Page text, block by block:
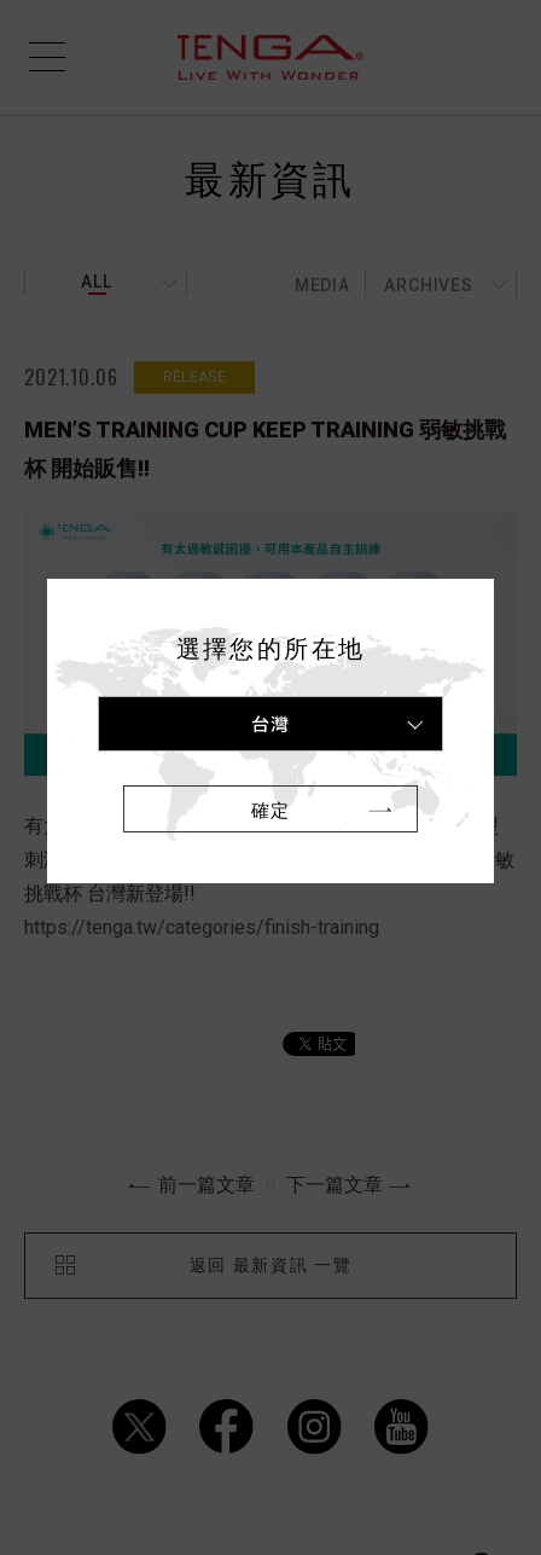
最新資訊
ALL MEDIA ARCHIVES
2021.10.06 RELEASE
MEN’S TRAINING CUP KEEP TRAINING 弱敏挑戰
杯 開始販售!!
有太過敏感困擾，可用本產品自主訓練。有5種不同類型
刺激的CUP。MEN’S TRAINING CUP KEEP TRAINING 弱敏
挑戰杯 台灣新登場!!
https://tenga.tw/categories/finish-training
前一篇文章 下一篇文章
返回 最新資訊 一覽
選擇您的所在地
台灣
確定